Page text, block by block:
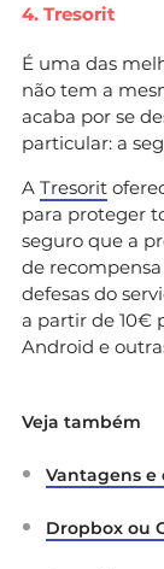
4. Tresorit
É uma das
não tem a
acaba por se
particular: a
A Tresorit
para proteger
seguro que a
de
defesas do
a partir de 10€
Android e
Veja também
Vantagens e
Dropbox ou